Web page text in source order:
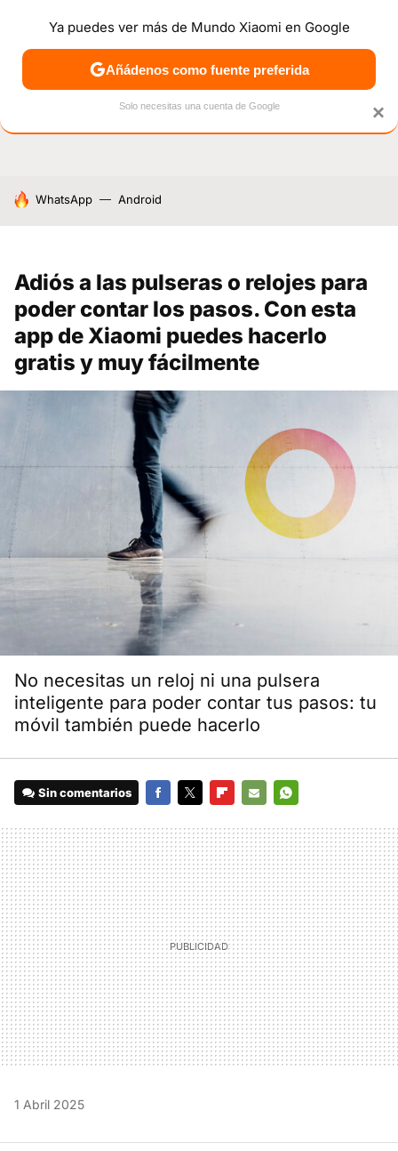
NOTICIAS MÓVILES TUTORIALES OFERTAS
HOY SE HABLA DE
WhatsApp Android
Adiós a las pulseras o relojes para
poder contar los pasos. Con esta
app de Xiaomi puedes hacerlo
gratis y muy fácilmente
No necesitas un reloj ni una pulsera
inteligente para poder contar tus pasos: tu
móvil también puede hacerlo
Sin comentarios
MAIL
1 Abril 2025
×
Ya puedes ver más de Mundo Xiaomi en Google
Añádenos como fuente preferida
Solo necesitas una cuenta de Google